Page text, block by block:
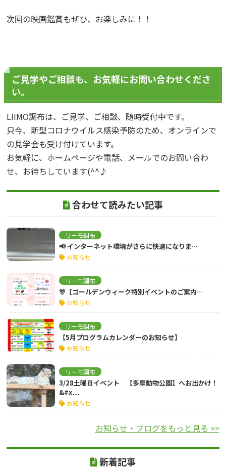
次回の映画鑑賞もぜひ、お楽しみに！！
ご見学やご相談も、お気軽にお問い合わせくださ
い。
LIIMO調布は、ご見学、ご相談、随時受付中です。
只今、新型コロナウイルス感染予防のため、オンラインで
の見学会も受け付けています。
お気軽に、ホームページや電話、メールでのお問い合わ
せ、お待ちしています(^^♪
合わせて読みたい記事
リーモ調布
📢 インターネット環境がさらに快適になりま…
お知らせ
リーモ調布
🎊【ゴールデンウィーク特別イベントのご案内…
お知らせ
リーモ調布
【5月プログラムカレンダーのお知らせ】
お知らせ
リーモ調布
3/28土曜日イベント 【多摩動物公園】へお出かけ！
&#x…
お知らせ
お知らせ・ブログをもっと見る >>
新着記事